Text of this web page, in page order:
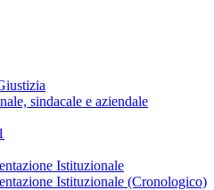
sindacale e aziendale
Istituzionale
Istituzionale (Cronologico)